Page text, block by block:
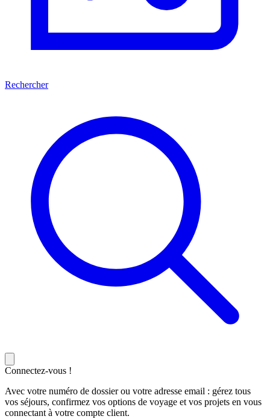
Rechercher
Connectez-vous !
Avec votre numéro de dossier ou votre adresse email : gérez tous
vos séjours, confirmez vos options de voyage et vos projets en vous
connectant à votre compte client.